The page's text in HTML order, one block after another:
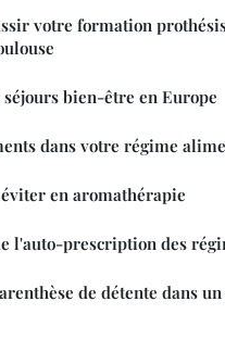
votre formation
bien-être en Europe
dans votre régime
en aromathérapie
l'auto-prescription des
de détente dans un